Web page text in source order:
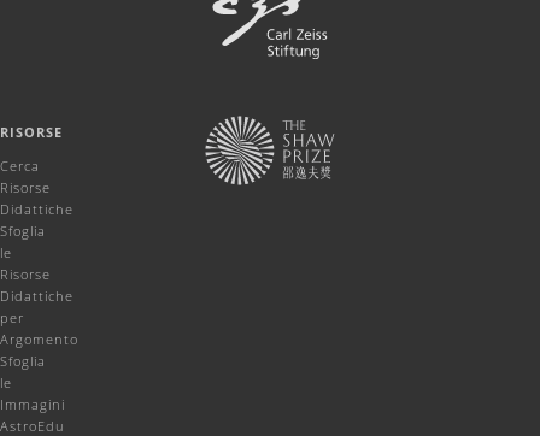
RISORSE
Cerca
Risorse
Didattiche
Sfoglia
le
Risorse
Didattiche
per
Argomento
Sfoglia
le
Immagini
AstroEdu